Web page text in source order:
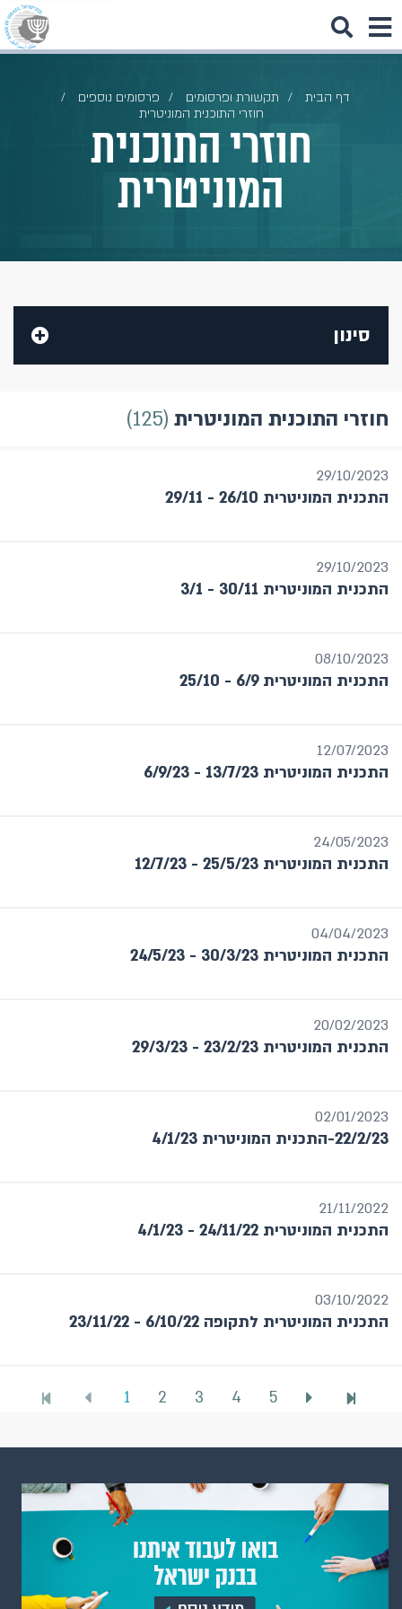
דף הבית תקשורת ופרסומים
פרסומים נוספים
חוזרי התוכנית המוניטרית
חוזרי התוכנית
המוניטרית
סינון
חודש אחרון
שנה
חוזרי התוכנית המוניטרית 125
29/10/2023
התכנית המוניטרית 26/10 - 29/11
29/10/2023
התכנית המוניטרית 30/11 - 3/1
08/10/2023
התכנית המוניטרית 6/9 - 25/10
12/07/2023
התכנית המוניטרית 13/7/23 - 6/9/23
24/05/2023
התכנית המוניטרית 25/5/23 - 12/7/23
04/04/2023
התכנית המוניטרית 30/3/23 - 24/5/23
20/02/2023
התכנית המוניטרית 23/2/23 - 29/3/23
02/01/2023
22/2/23-התכנית המוניטרית 4/1/23
21/11/2022
התכנית המוניטרית 24/11/22 - 4/1/23
03/10/2022
התכנית המוניטרית לתקופה 6/10/22 - 23/11/22
1 2 3 4 5